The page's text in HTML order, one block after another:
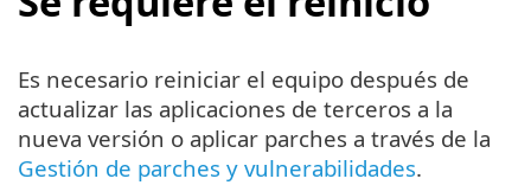
Es necesario reiniciar el equipo después de
actualizar las aplicaciones de terceros a la
nueva versión o aplicar parches a través de la
Gestión de parches y vulnerabilidades.